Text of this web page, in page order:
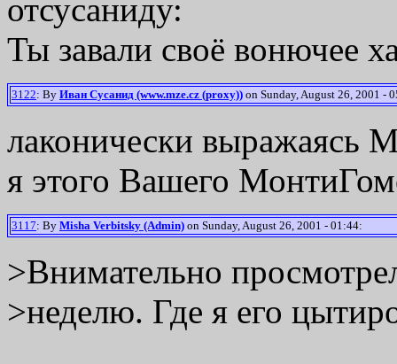
отсусаниду:
Ты завали своё вонючее
3122: By Иван Сусанид (www.mze.cz (proxy)) on Sunday, August 26, 2001 -
лаконически выражаясь
я этого Вашего
3117: By Misha Verbitsky (Admin) on Sunday, August 26, 2001 - 01:44:
>Внимательно
>неделю. Где я его